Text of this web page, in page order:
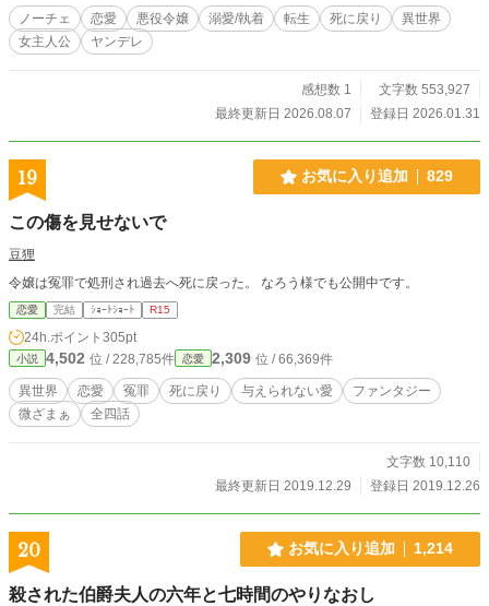
彼女に執着し、甘すぎる（そして重すぎる）愛を囁き続ける*
*「ヤンデレ王子」**へと変貌を遂げていた。 実は、アルフレ
ッドもまた**「死に戻り」**の当事者だったのだ。 前世でリ
た誓いを立てていた。 **「二度目の人生では、世界を敵に回
しても彼女を檻の中に守り抜く」**と。 逃げたい転生令嬢 vs
ノーチェ 恋愛 悪役令嬢 溺愛/執着 転生 死に戻り
異世界
女主人公
ヤンデレ
感想数 1
文字数 553,927
最終更新日 2026.08.07
登録日 2026.01.31
19 お気に入り追加 829
この傷を見せないで
豆狸
令嬢は冤罪で処刑され過去へ死に戻った。 なろう様でも公開中です。
恋愛 完結 ｼｮｰﾄｼｮｰﾄ R15
24h.ポイント 305pt
小説 4,502 位 / 228,785件 恋愛 2,309 位 / 66,369件
異世界 恋愛 冤罪 死に戻り 与えられない愛
ファンタジー
微ざまぁ
全四話
文字数 10,110
最終更新日 2019.12.29
登録日 2019.12.26
20 お気に入り追加 1,214
殺された伯爵夫人の六年と七時間のやりなおし